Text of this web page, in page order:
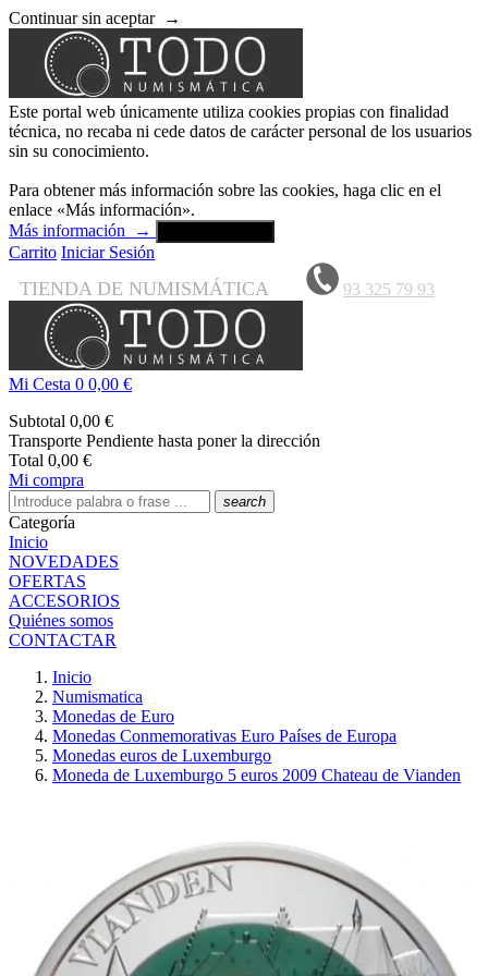
Continuar sin aceptar →
Este portal web únicamente utiliza cookies propias con finalidad
técnica, no recaba ni cede datos de carácter personal de los usuarios
sin su conocimiento.
Para obtener más información sobre las cookies, haga clic en el
enlace «Más información».
Más información
→
Carrito Iniciar Sesión
TIENDA DE NUMISMÁTICA 93 325 79 93
Mi Cesta 0 0,00 €
Subtotal 0,00 €
Transporte Pendiente hasta poner la dirección
Total 0,00 €
Mi compra
search
Categoría
Inicio
NOVEDADES
OFERTAS
ACCESORIOS
Quiénes somos
CONTACTAR
Inicio
Numismatica
Monedas de Euro
Monedas Conmemorativas Euro Países de Europa
Monedas euros de Luxemburgo
Moneda de Luxemburgo 5 euros 2009 Chateau de Vianden